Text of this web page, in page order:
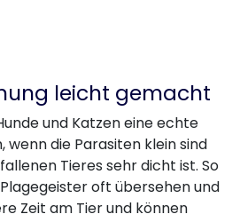
leicht gemacht
und Katzen eine echte
wenn die Parasiten klein sind
Tieres sehr dicht ist. So
oft übersehen und
Zeit am Tier und können